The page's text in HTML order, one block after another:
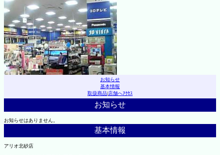
お知らせ
基本情報
取扱商品|店舗へｱｸｾｽ
お知らせ
お知らせはありません。
基本情報
アリオ北砂店